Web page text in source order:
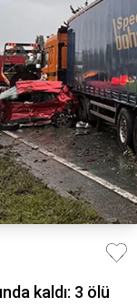
kaldı: 3 ölü